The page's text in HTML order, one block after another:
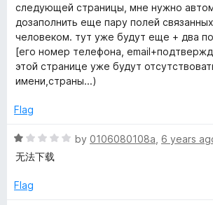
следующей страницы, мне нужно
дозаполнить еще пару полей
человеком. тут уже будут еще + два
[его номер телефона,
этой странице уже будут
имени,страны...)
Flag
R
a
e
by 0106080108a 6 years
无法下载
Flag